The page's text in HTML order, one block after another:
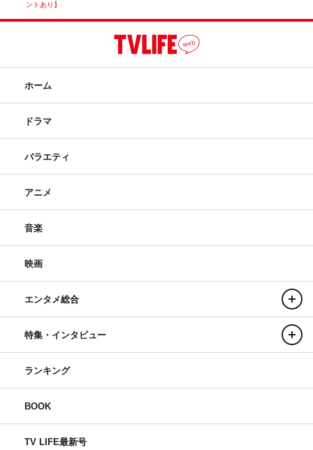
ントあり】
ホーム
ドラマ
バラエティ
アニメ
音楽
映画
エンタメ総合
特集・インタビュー
ランキング
BOOK
TV LIFE最新号